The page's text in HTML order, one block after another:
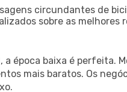
circundantes de
sobre as melhores
época baixa é perfeita.
mais baratos. Os